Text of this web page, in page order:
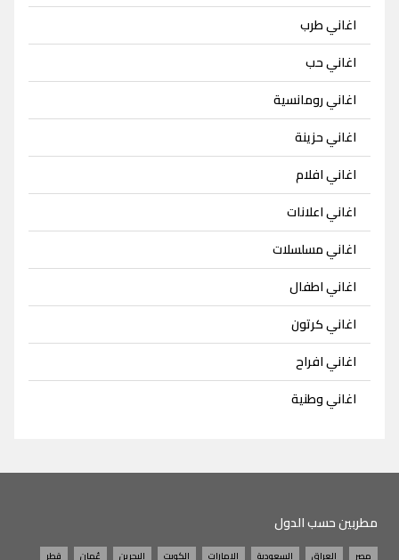
اغاني طرب
اغاني حب
اغاني رومانسية
اغاني حزينة
اغاني افلام
اغاني اعلانات
اغاني مسلسلات
اغاني اطفال
اغاني كرتون
اغاني افراح
اغاني وطنية
مطربين حسب الدول
مصر العراق السعودية الامارات الكويت البحرين عُمان قطر